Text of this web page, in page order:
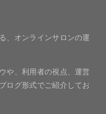
、オンラインサロンの運
や、利用者の視点、運営
ログ形式でご紹介してお